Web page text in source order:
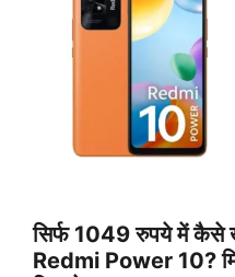
सिर्फ 1049 रुपये में कैसे
Redmi Power 10?